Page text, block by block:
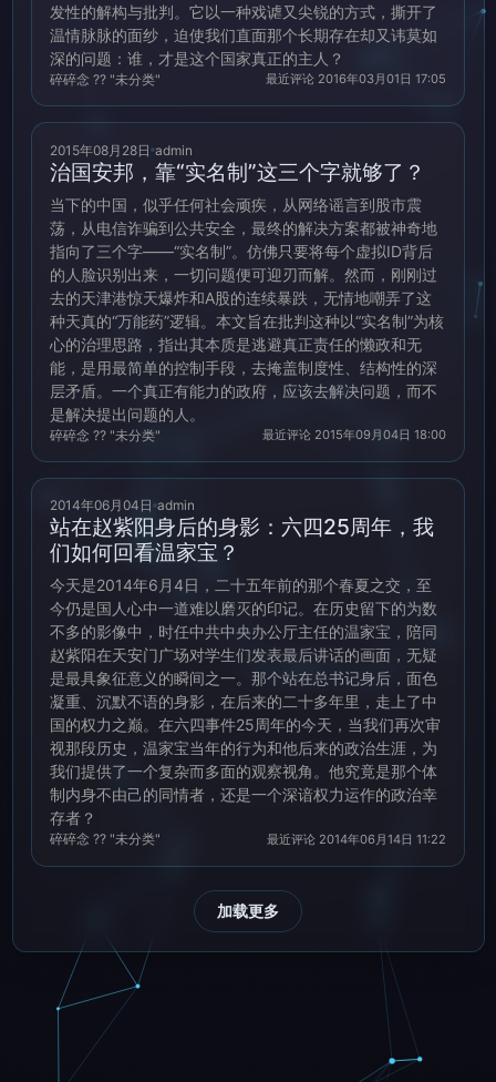
发性的解构与批判。它以一种戏谑又尖锐的方式，撕开了
温情脉脉的面纱，迫使我们直面那个长期存在却又讳莫如
深的问题：谁，才是这个国家真正的主人？
碎碎念 ?? "未分类" 最近评论 2016年03月01日 17:05
2015年08月28日 admin
治国安邦，靠“实名制”这三个字就够了？
当下的中国，似乎任何社会顽疾，从网络谣言到股市震
荡，从电信诈骗到公共安全，最终的解决方案都被神奇地
指向了三个字——“实名制”。仿佛只要将每个虚拟ID背后
的人脸识别出来，一切问题便可迎刃而解。然而，刚刚过
去的天津港惊天爆炸和A股的连续暴跌，无情地嘲弄了这
种天真的“万能药”逻辑。本文旨在批判这种以“实名制”为核
心的治理思路，指出其本质是逃避真正责任的懒政和无
能，是用最简单的控制手段，去掩盖制度性、结构性的深
层矛盾。一个真正有能力的政府，应该去解决问题，而不
是解决提出问题的人。
碎碎念 ?? "未分类" 最近评论 2015年09月04日 18:00
2014年06月04日 admin
站在赵紫阳身后的身影：六四25周年，我
们如何回看温家宝？
今天是2014年6月4日，二十五年前的那个春夏之交，至
今仍是国人心中一道难以磨灭的印记。在历史留下的为数
不多的影像中，时任中共中央办公厅主任的温家宝，陪同
赵紫阳在天安门广场对学生们发表最后讲话的画面，无疑
是最具象征意义的瞬间之一。那个站在总书记身后，面色
凝重、沉默不语的身影，在后来的二十多年里，走上了中
国的权力之巅。在六四事件25周年的今天，当我们再次审
视那段历史，温家宝当年的行为和他后来的政治生涯，为
我们提供了一个复杂而多面的观察视角。他究竟是那个体
制内身不由己的同情者，还是一个深谙权力运作的政治幸
存者？
碎碎念 ?? "未分类" 最近评论 2014年06月14日 11:22
加载更多